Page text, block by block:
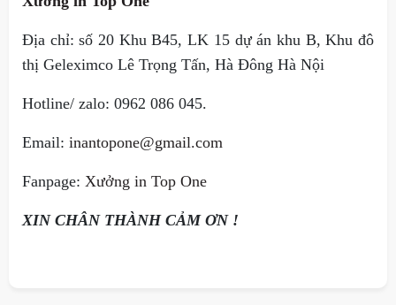
Địa chỉ: số 20 Khu B45, LK 15 dự án khu B, Khu đô
thị Geleximco Lê Trọng Tấn, Hà Đông Hà Nội
Hotline/ zalo: 0962 086 045.
Email: inantopone@gmail.com
Fanpage: Xưởng in Top One
XIN CHÂN THÀNH CẢM ƠN !